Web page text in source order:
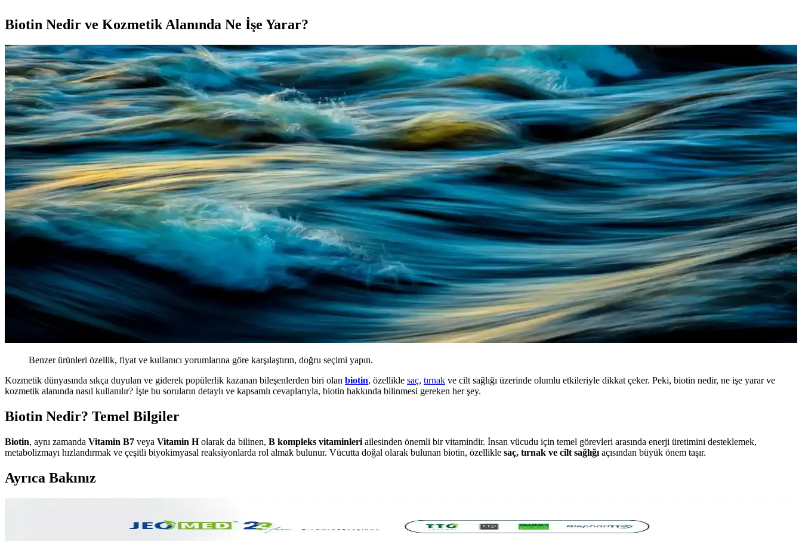
Biotin Nedir ve Kozmetik Alanında Ne İşe Yarar?
Benzer ürünleri özellik, fiyat ve kullanıcı yorumlarına göre karşılaştırın, doğru seçimi yapın.
Kozmetik dünyasında sıkça duyulan ve giderek popülerlik kazanan bileşenlerden biri olan biotin, özellikle saç, tırnak ve cilt sağlığı üzerinde olumlu etkileriyle dikkat çeker. Peki, biotin nedir, ne işe yarar ve
kozmetik alanında nasıl kullanılır? İşte bu soruların detaylı ve kapsamlı cevaplarıyla, biotin hakkında bilinmesi gereken her şey.
Biotin Nedir? Temel Bilgiler
Biotin, aynı zamanda Vitamin B7 veya Vitamin Holarak da bilinen, B kompleks vitaminleri ailesinden önemli bir vitamindir. İnsan vücudu için temel görevleri arasında enerji üretimini desteklemek,
metabolizmayı hızlandırmak ve çeşitli biyokimyasal reaksiyonlarda rol almak bulunur. Vücutta doğal olarak bulunan biotin, özellikle saç, tırnak ve cilt sağlığı açısından büyük önem taşır.
Ayrıca Bakınız